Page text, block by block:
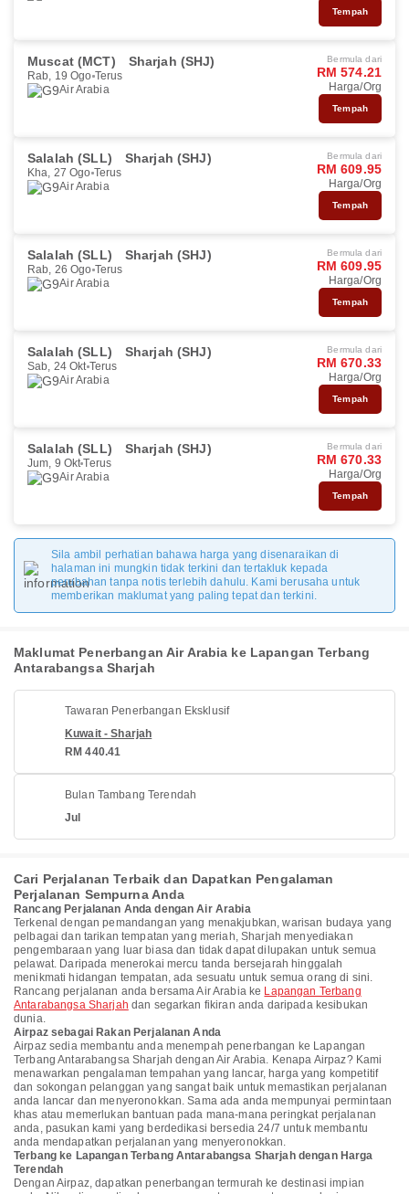
Tempah
Muscat (MCT) Sharjah (SHJ)
Rab, 19 Ogo Terus
Air Arabia
Bermula dari
RM 574.21
Harga/Org
Tempah
Salalah (SLL) Sharjah (SHJ)
Kha, 27 Ogo Terus
Air Arabia
Bermula dari
RM 609.95
Harga/Org
Tempah
Salalah (SLL) Sharjah (SHJ)
Rab, 26 Ogo Terus
Air Arabia
Bermula dari
RM 609.95
Harga/Org
Tempah
Salalah (SLL) Sharjah (SHJ)
Sab, 24 Okt Terus
Air Arabia
Bermula dari
RM 670.33
Harga/Org
Tempah
Salalah (SLL) Sharjah (SHJ)
Jum, 9 Okt Terus
Air Arabia
Bermula dari
RM 670.33
Harga/Org
Tempah
Sila ambil perhatian bahawa harga yang disenaraikan di
halaman ini mungkin tidak terkini dan tertakluk kepada
perubahan tanpa notis terlebih dahulu. Kami berusaha untuk
memberikan maklumat yang paling tepat dan terkini.
Maklumat Penerbangan Air Arabia ke Lapangan Terbang
Antarabangsa Sharjah
Tawaran Penerbangan Eksklusif
Kuwait - Sharjah
RM 440.41
Bulan Tambang Terendah
Jul
Cari Perjalanan Terbaik dan Dapatkan Pengalaman
Perjalanan Sempurna Anda
Rancang Perjalanan Anda dengan Air Arabia
Terkenal dengan pemandangan yang menakjubkan, warisan budaya yang
pelbagai dan tarikan tempatan yang meriah, Sharjah menyediakan
pengembaraan yang luar biasa dan tidak dapat dilupakan untuk semua
pelawat. Daripada menerokai mercu tanda bersejarah hinggalah
menikmati hidangan tempatan, ada sesuatu untuk semua orang di sini.
Rancang perjalanan anda bersama Air Arabia ke Lapangan Terbang
Antarabangsa Sharjah dan segarkan fikiran anda daripada kesibukan
dunia.
Airpaz sebagai Rakan Perjalanan Anda
Airpaz sedia membantu anda menempah penerbangan ke Lapangan
Terbang Antarabangsa Sharjah dengan Air Arabia. Kenapa Airpaz? Kami
menawarkan pengalaman tempahan yang lancar, harga yang kompetitif
dan sokongan pelanggan yang sangat baik untuk memastikan perjalanan
anda lancar dan menyeronokkan. Sama ada anda mempunyai permintaan
khas atau memerlukan bantuan pada mana-mana peringkat perjalanan
anda, pasukan kami yang berdedikasi bersedia 24/7 untuk membantu
anda mendapatkan perjalanan yang menyeronokkan.
Terbang ke Lapangan Terbang Antarabangsa Sharjah dengan Harga
Terendah
Dengan Airpaz, dapatkan penerbangan termurah ke destinasi impian